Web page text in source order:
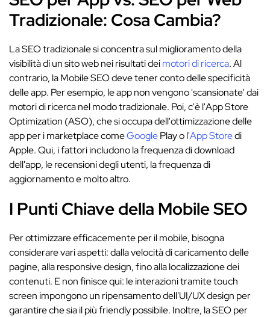
Tradizionale: Cosa Cambia?
La SEO tradizionale si concentra sul miglioramento della
visibilità di un sito web nei risultati deimotori di ricerca. Al
contrario, la Mobile SEO deve tener conto delle specificità
delle app. Per esempio, le app non vengono 'scansionate' dai
motori di ricerca nel modo tradizionale. Poi, c'è l'App Store
Optimization (ASO), che si occupa dell'ottimizzazione delle
app per i marketplace comeGooglePlay o l'App Storedi
Apple. Qui, i fattori includono la frequenza di download
dell'app, le recensioni degli utenti, la frequenza di
aggiornamento e molto altro.
I Punti Chiave della Mobile SEO
Per ottimizzare efficacemente per il mobile, bisogna
considerare vari aspetti: dalla velocità di caricamento delle
pagine, alla responsive design, fino alla localizzazione dei
contenuti. E non finisce qui: le interazioni tramite touch
screen impongono un ripensamento dell'UI/UX design per
garantire che sia il più friendly possibile. Inoltre, la SEO per